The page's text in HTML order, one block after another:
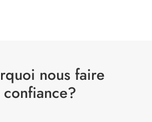
nous faire
confiance?